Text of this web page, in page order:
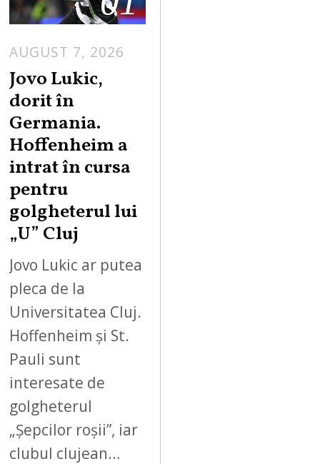
AUGUST 7, 2026
Jovo Lukic,
dorit în
Germania.
Hoffenheim a
intrat în cursa
pentru
golgheterul lui
„U” Cluj
Jovo Lukic ar putea
pleca de la
Universitatea Cluj.
Hoffenheim și St.
Pauli sunt
interesate de
golgheterul
„Șepcilor roșii”, iar
clubul clujean…